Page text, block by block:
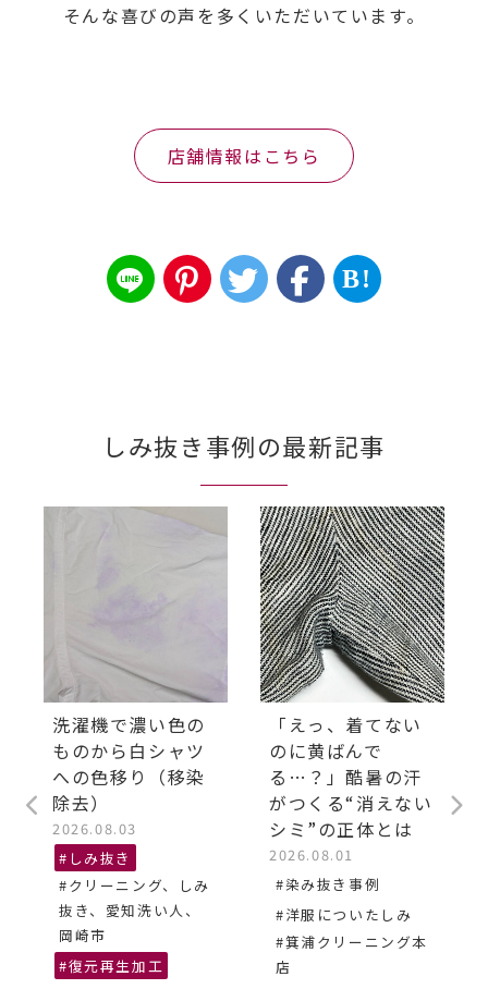
そんな喜びの声を多くいただいています。
店舗情報はこちら
B!
しみ抜き事例の最新記事
洗濯機で濃い色の
ものから白シャツ
への色移り（移染
除去）
2026.08.03
#しみ抜き
#クリーニング、しみ
抜き、愛知洗い人、
岡崎市
#復元再生加工
「えっ、着てない
のに黄ばんで
る…？」酷暑の汗
がつくる“消えない
シミ”の正体とは
2026.08.01
#染み抜き事例
#洋服についたしみ
#箕浦クリーニング本
店